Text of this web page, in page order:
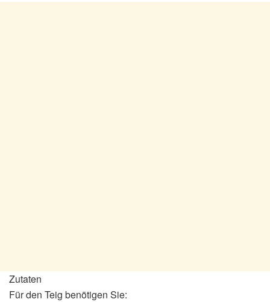
Zutaten
Für den Teig benötigen Sie: